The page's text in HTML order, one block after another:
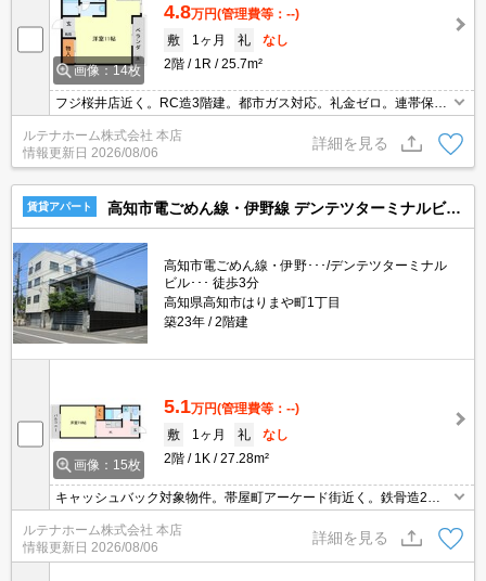
画像：14枚
4.8万円(管理費等：--)
敷
1ヶ月 礼
なし
2階
1R 25.7m²
フジ桜井店近く。RC造3階建。都市ガス対応。礼金ゼロ。連帯保証
人不要。家賃保証会社要加入。
ルテナホーム株式会社 本店
情報更新日 2026/08/06
詳細を見る
賃貸アパート 高知市電ごめん線・伊野線 デンテツターミナルビル前駅 2階建 築23年
高知市電ごめん線・伊野･･･/デンテツターミナル
ビル･･･ 徒歩3分
高知県高知市はりまや町1丁目
築23年
2階建
画像：15枚
5.1万円(管理費等：--)
敷
1ヶ月 礼
なし
2階
1K 27.28m²
キャッシュバック対象物件。帯屋町アーケード街近く。鉄骨造2階
建。CATV対応。礼金ゼロ。連帯保証人不要。家賃保証会社要加
入。
ルテナホーム株式会社 本店
情報更新日 2026/08/06
詳細を見る